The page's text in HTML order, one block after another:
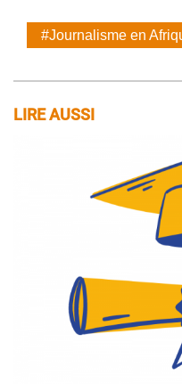
#Journalisme en
LIRE AUSSI